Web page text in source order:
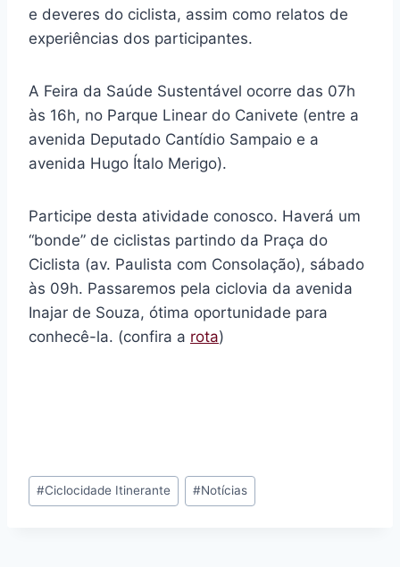
e deveres do ciclista, assim como relatos de
experiências dos participantes.
A Feira da Saúde Sustentável ocorre das 07h
às 16h, no Parque Linear do Canivete (entre a
avenida Deputado Cantídio Sampaio e a
avenida Hugo Ítalo Merigo).
Participe desta atividade conosco. Haverá um
“bonde” de ciclistas partindo da Praça do
Ciclista (av. Paulista com Consolação), sábado
às 09h. Passaremos pela ciclovia da avenida
Inajar de Souza, ótima oportunidade para
conhecê-la. (confira a rota)
Tags
do
#Ciclocidade Itinerante #Notícias